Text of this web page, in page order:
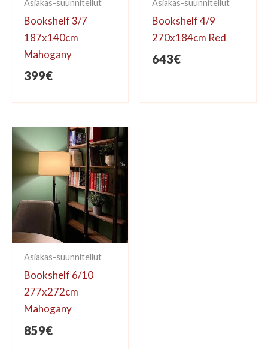
Asiakas-suunnitellut
Bookshelf 3/7
187x140cm
Mahogany
399€
Asiakas-suunnitellut
Bookshelf 4/9
270x184cm Red
643€
Asiakas-suunnitellut
Bookshelf 6/10
277x272cm
Mahogany
859€